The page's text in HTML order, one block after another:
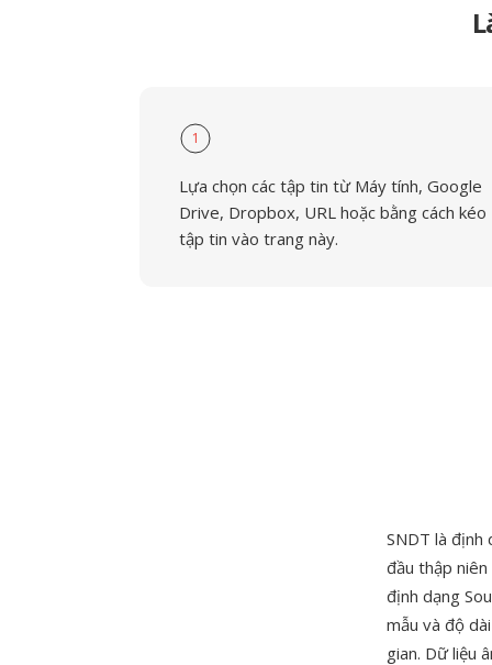
1
Lựa chọn các tập tin từ Máy tính, Google
Drive, Dropbox, URL hoặc bằng cách kéo
tập tin vào trang này.
SNDT là định
đầu thập
định dạng
mẫu và độ
gian. Dữ liệu